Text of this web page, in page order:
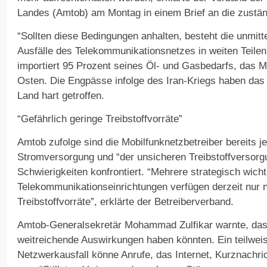
Landes (Amtob) am Montag in einem Brief an die
“Sollten diese Bedingungen anhalten, besteht die
Ausfälle des Telekommunikationsnetzes in weiten
importiert 95 Prozent seines Öl- und Gasbedarfs, das
Osten. Die Engpässe infolge des Iran-Kriegs haben
Land hart getroffen.
“Gefährlich geringe Treibstoffvorräte”
Amtob zufolge sind die Mobilfunknetzbetreiber bereits
Stromversorgung und “der unsicheren
Schwierigkeiten konfrontiert. “Mehrere strategisch
Telekommunikationseinrichtungen verfügen derzeit nur
Treibstoffvorräte”, erklärte der Betreiberverband.
Amtob-Generalsekretär Mohammad Zulfikar warnte,
weitreichende Auswirkungen haben könnten. Ein
Netzwerkausfall könne Anrufe, das Internet,